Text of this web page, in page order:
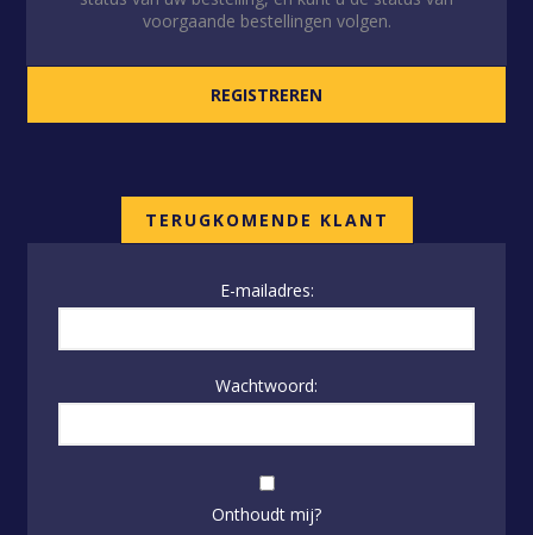
voorgaande bestellingen volgen.
TERUGKOMENDE KLANT
E-mailadres:
Wachtwoord:
Onthoudt mij?